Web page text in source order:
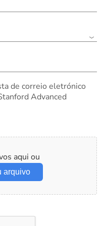
de correio eletrónico
Advanced
aqui ou
arquivo